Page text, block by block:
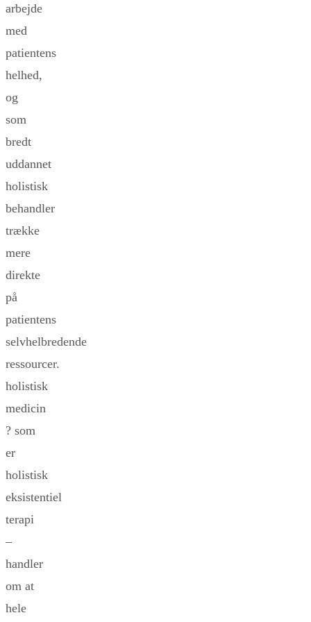
arbejde
med
patientens
helhed,
og
som
bredt
uddannet
holistisk
behandler
trække
mere
direkte
på
patientens
selvhelbredende
ressourcer.
holistisk
medicin
? som
er
holistisk
eksistentiel
terapi
–
handler
om at
hele